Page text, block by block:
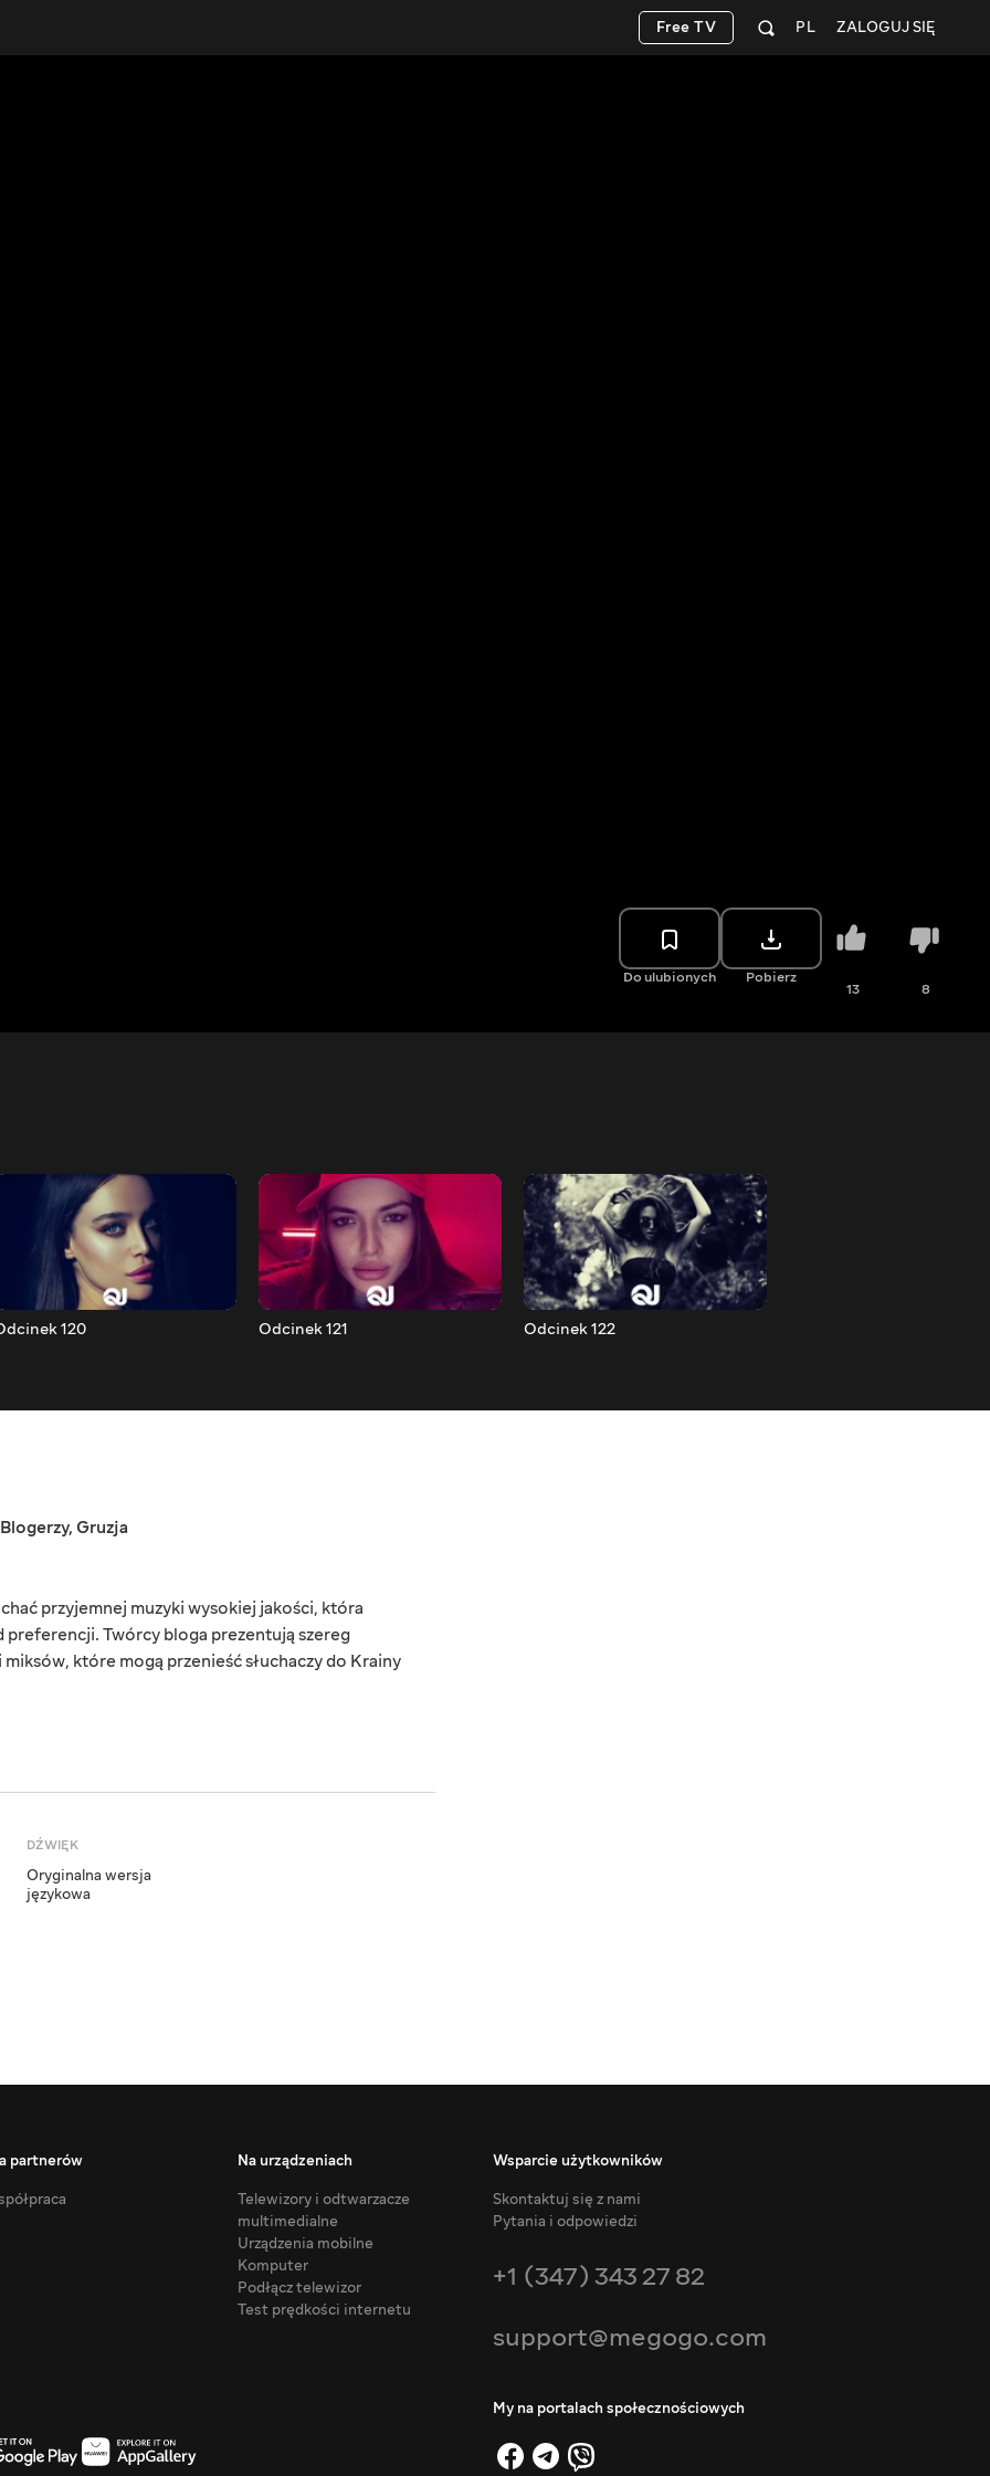
ZALOGUJ SIĘ
PL
Free TV
Do ulubionych Pobierz
13 8
120 Odcinek 121 Odcinek 122
Blogerzy, Gruzja
przyjemnej muzyki wysokiej jakości, która
preferencji. Twórcy bloga prezentują szereg
które mogą przenieść słuchaczy do Krainy
DŹWIĘK
Oryginalna wersja
językowa
partnerów
Na urządzeniach
Telewizory i odtwarzacze
multimedialne
Urządzenia mobilne
Komputer
Podłącz telewizor
Test prędkości internetu
Wsparcie użytkowników
Skontaktuj się z nami
Pytania i odpowiedzi
+1 (347) 343 27 82
support@megogo.com
My na portalach społecznościowych